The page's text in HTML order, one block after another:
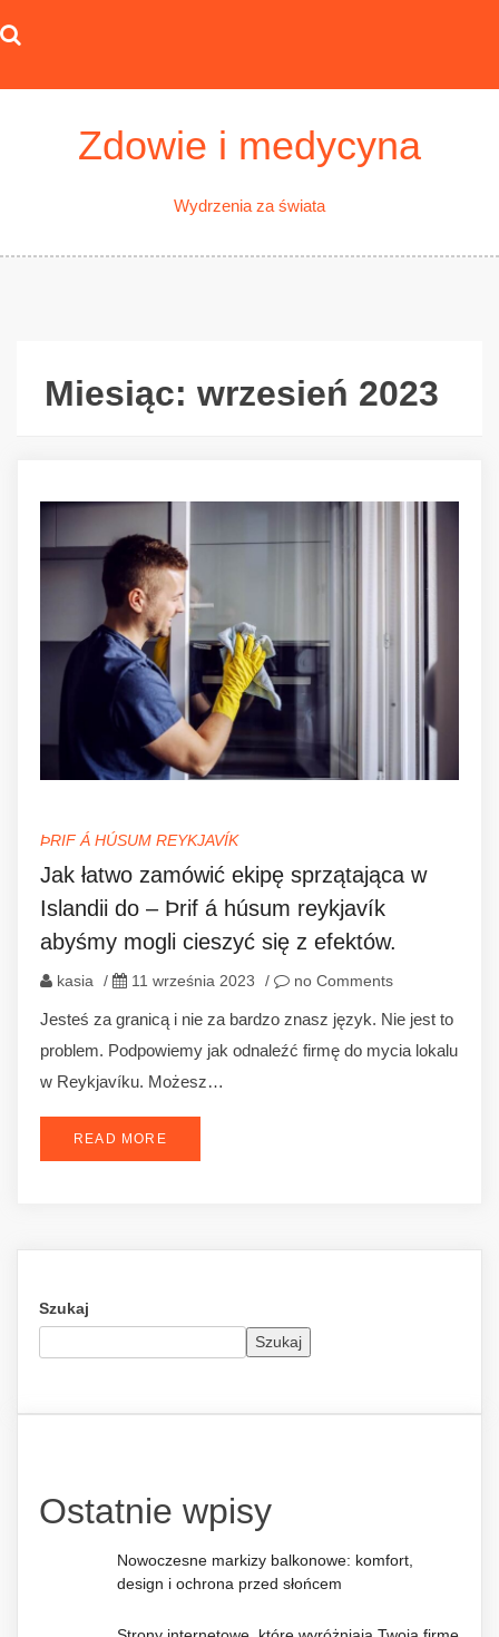
to
Zdowie i medycyna
Wydrzenia za świata
Miesiąc: wrzesień 2023
ÞRIF Á HÚSUM REYKJAVÍK
Jak łatwo zamówić ekipę sprzątająca w
Islandii do – Þrif á húsum reykjavík
abyśmy mogli cieszyć się z efektów.
kasia / 11 września 2023 / no Comments
Jesteś za granicą i nie za bardzo znasz język. Nie jest to
problem. Podpowiemy jak odnaleźć firmę do mycia lokalu
w Reykjavíku. Możesz…
READ MORE
Szukaj
Szukaj
Ostatnie wpisy
Nowoczesne markizy balkonowe: komfort,
design i ochrona przed słońcem